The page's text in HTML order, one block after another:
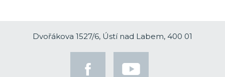
Dvořákova 1527/6, Ústí nad Labem, 400 01